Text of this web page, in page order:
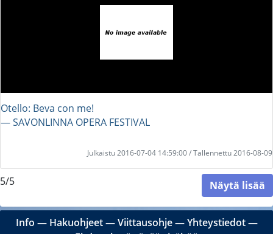
Otello: Beva con me!
― SAVONLINNA OPERA FESTIVAL
Julkaistu 2016-07-04 14:59:00 / Tallennettu 2016-08-09
5/5 Näytä lisää
Info ― Hakuohjeet―Viittausohje―Yhteystiedot―